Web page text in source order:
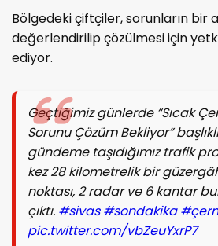
Bölgedeki çiftçiler, sorunların bir
değerlendirilip çözülmesi için
ediyor.
Geçtiğimiz günlerde “Sıcak
Sorunu Çözüm Bekliyor”
gündeme taşıdığımız trafik
kez 28 kilometrelik bir
noktası, 2 radar ve 6 kantar
çıktı. #sivas #sondakika
pic.twitter.com/vbZeuYxrP7